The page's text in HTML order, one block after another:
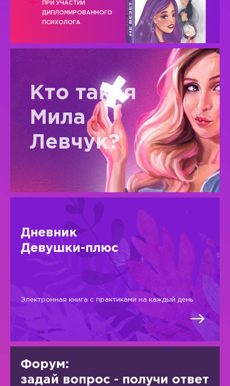
ПРИ УЧАСТИИ
ДИПЛОМИРОВАННОГО
ПСИХОЛОГА
Кто такая
Мила
Левчук?
Дневник
Девушки-плюс
Электронная книга с практиками на каждый день
Форум:
задай вопрос - получи ответ